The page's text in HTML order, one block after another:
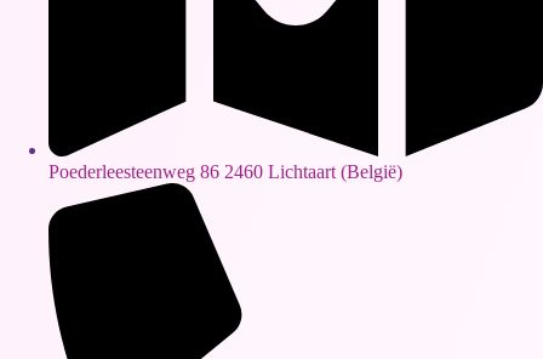
Poederleesteenweg 86 2460 Lichtaart (België)